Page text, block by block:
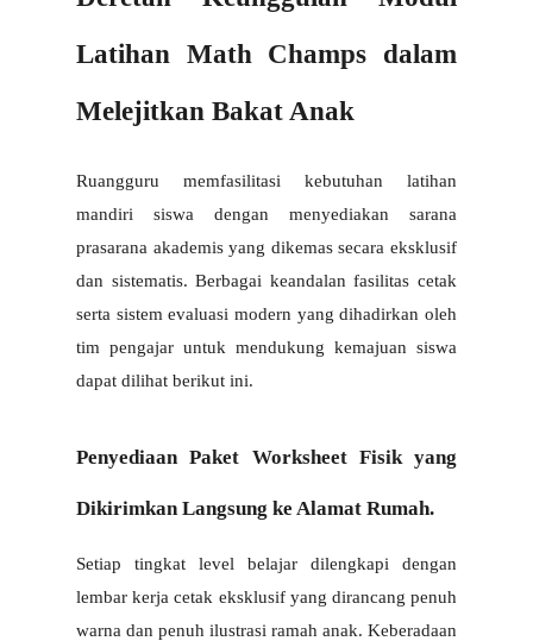
Latihan Math Champs dalam
Melejitkan Bakat Anak
Ruangguru memfasilitasi kebutuhan latihan
mandiri siswa dengan menyediakan sarana
prasarana akademis yang dikemas secara eksklusif
dan sistematis. Berbagai keandalan fasilitas cetak
serta sistem evaluasi modern yang dihadirkan oleh
tim pengajar untuk mendukung kemajuan siswa
dapat dilihat berikut ini.
Penyediaan Paket Worksheet Fisik yang
Dikirimkan Langsung ke Alamat Rumah.
Setiap tingkat level belajar dilengkapi dengan
lembar kerja cetak eksklusif yang dirancang penuh
warna dan penuh ilustrasi ramah anak. Keberadaan